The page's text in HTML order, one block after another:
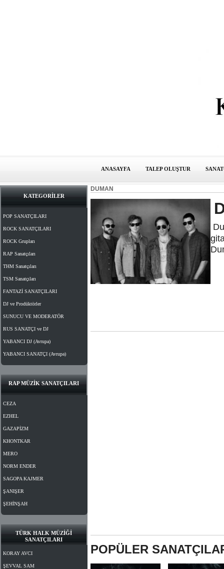
ANASAYFA TALEP OLUŞTUR
KATEGORİLER
POP SANATÇILARI
ROCK SANATÇILARI
ROCK Grupları
RAP Sanatçıları
THM Sanatçıları
TSM Sanatçıları
FANTAZİ SANATÇILARI
DJ ve Prodüktörler
SUNUCU VE MODERATÖR
RUS SANATÇI ve DJ
YABANCI DJ (Avrupa)
YABANCI SANATÇI (Avrupa)
RAP MÜZİK SANATÇILARI
CEZA
EZHEL
GAZAPİZM
KHONTKAR
MERO
NORM ENDER
SAGOPA KAJMER
ŞANIŞER
ŞEHİNŞAH
TÜRK HALK MÜZİĞİ
SANATÇILARI
KORAY AVCI
ŞEVVAL SAM
DUMAN
POPÜLER